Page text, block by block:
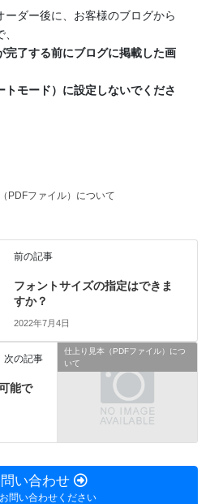
ーダー後に、お客様のブログから
完了する前にブログに掲載した画
トモード）に設定しないでくださ
PDFファイル）について
前の記事
フォントサイズの指定はできま
すか？
2022年7月4日
仕上り見本（PDFファイル）につ
いて
次の記事
能で
い合わせ
問い合わせください